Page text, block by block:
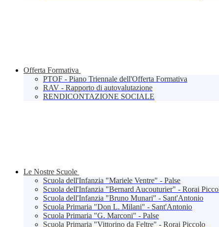
Offerta Formativa
PTOF - Piano Triennale dell'Offerta Formativa
RAV - Rapporto di autovalutazione
RENDICONTAZIONE SOCIALE
Le Nostre Scuole
Scuola dell'Infanzia "Mariele Ventre" - Palse
Scuola dell'Infanzia "Bernard Aucouturier" - Rorai
Scuola dell'Infanzia "Bruno Munari" - Sant'Antonio
Scuola Primaria "Don L. Milani" - Sant'Antonio
Scuola Primaria "G. Marconi" - Palse
Scuola Primaria "Vittorino da Feltre" - Rorai Piccolo